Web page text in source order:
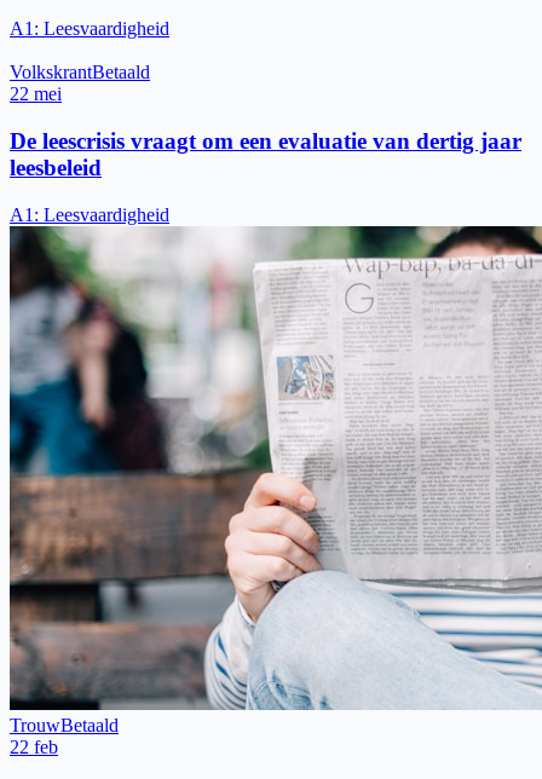
A1 : Leesvaardigheid
VolkskrantBetaald
22 mei
De leescrisis vraagt om een evaluatie van dertig jaar
leesbeleid
A1 : Leesvaardigheid
TrouwBetaald
22 feb